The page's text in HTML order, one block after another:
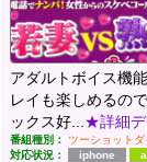
アダルトボイス機
レイも楽しめるの
ックス好... ★詳細デ
番組種別：
ツーショットダ
対応状況：
iphone